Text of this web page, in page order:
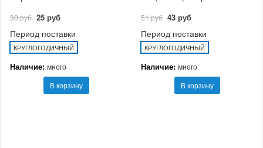
30 руб 25 руб
Период поставки
КРУГЛОГОДИЧНЫЙ
Наличие: много
В корзину
51 руб 43 руб
Период поставки
КРУГЛОГОДИЧНЫЙ
Наличие: много
В корзину